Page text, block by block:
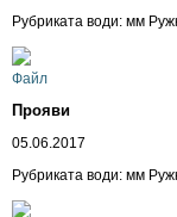
Рубриката води: мм
Прояви
05.06.2017
Рубриката води: мм